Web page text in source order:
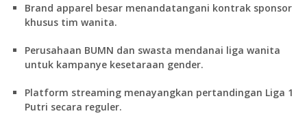
Brand apparel besar menandatangani kontrak sponsor
khusus tim wanita.
Perusahaan BUMN dan swasta mendanai liga wanita
untuk kampanye kesetaraan gender.
Platform streaming menayangkan pertandingan Liga 1
Putri secara reguler.